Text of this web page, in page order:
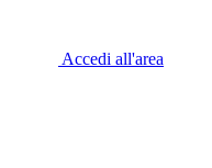
Accedi all'area